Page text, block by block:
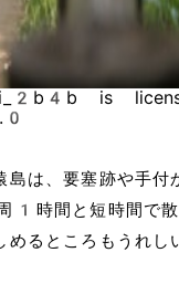
is
島は、要塞跡や手付
1時間と短時間で散
めるところもうれし